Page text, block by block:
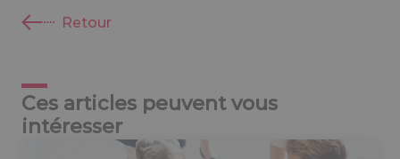
Retour
Ces articles peuvent vous
intéresser